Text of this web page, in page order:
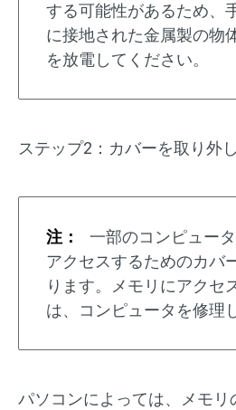
する可能性があるため、
に接地された金属製の物
を放電してください。
ステップ2：カバーを取り外し
注：
一部のコンピュー
アクセスするためのカバ
ります。メモリにアクセ
は、コンピュータを修理
パソコンによっては、メモリ